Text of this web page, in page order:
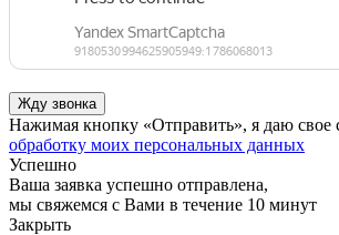
Нажимая кнопку «Отправить», я даю свое
обработку моих персональных данных
Успешно
Ваша заявка успешно отправлена,
мы свяжемся с Вами в течение 10 минут
Закрыть